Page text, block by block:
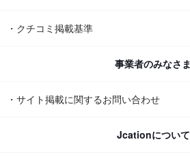
・クチコミ掲載基準
事業者のみなさま
・サイト掲載に関するお問い合わせ
Jcationについて